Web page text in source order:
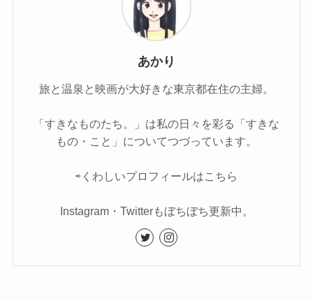
あかり
旅と温泉と映画が大好きな東京都在住の主婦。
「すきなものたち。」は私の日々を彩る「すきな
もの・こと」についてつづっています。
⇨くわしいプロフィールはこちら
Instagram・Twitterもぼちぼち更新中。